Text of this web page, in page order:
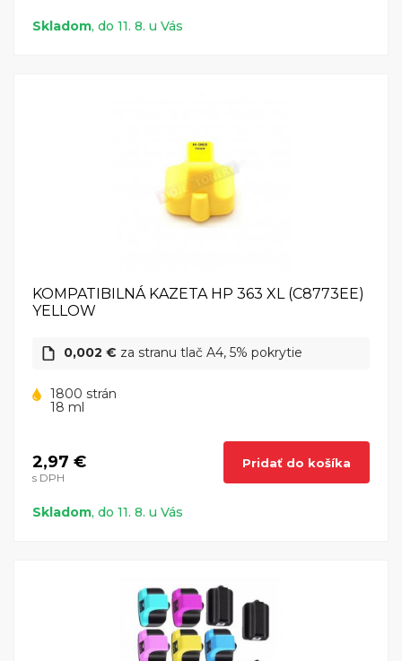
Skladom, do 11. 8. u Vás
KOMPATIBILNÁ KAZETA HP 363 XL (C8773EE)
YELLOW
0,002 € za stranu tlač A4, 5% pokrytie
1800 strán
18 ml
2,97 €
s DPH
Pridať do košíka
Skladom, do 11. 8. u Vás